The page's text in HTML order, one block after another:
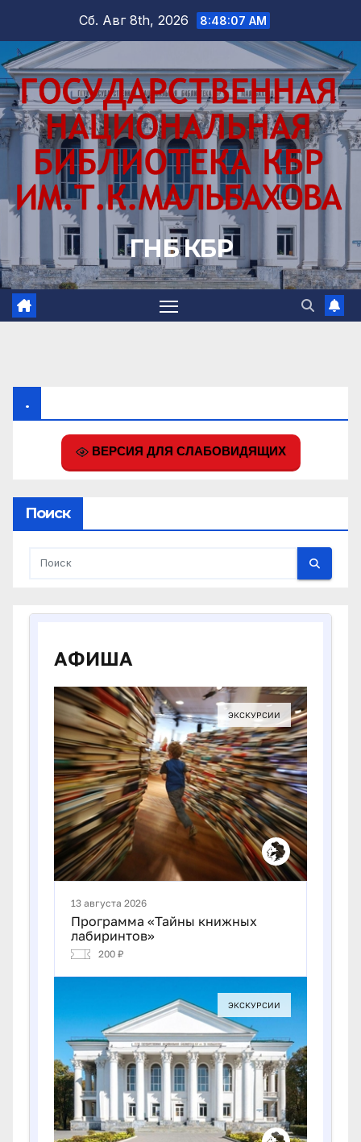
содержимому
Сб. Авг 8th, 2026 8:48:08 AM
ГНБ КБР
.
ВЕРСИЯ ДЛЯ СЛАБОВИДЯЩИХ
Поиск